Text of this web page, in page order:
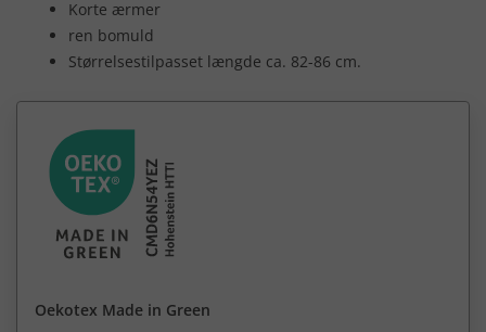
Korte ærmer
ren bomuld
Størrelsestilpasset længde ca. 82-86 cm.
Oekotex Made in Green